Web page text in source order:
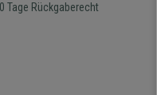
Tage Rückgaberecht